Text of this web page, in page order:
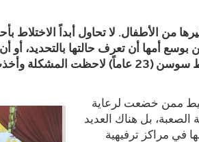
عن غيرها من الأطفال. لا تحاول أبداً الاختلاط
بوسع أمها أن تعرف حالتها بالتحديد،
النفسية. غير أن مدرّستها في مركز شخابيط سوسن
ممن خضعت لرعاية
الصعبة، بل هناك العديد
في مراكز ترفيهية